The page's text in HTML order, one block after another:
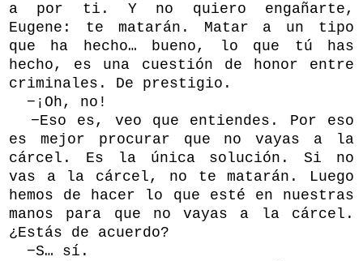
a por ti. Y no quiero engañarte,
Eugene: te matarán. Matar a un tipo
que ha hecho… bueno, lo que tú has
hecho, es una cuestión de honor entre
criminales. De prestigio.
−¡Oh, no!
−Eso es, veo que entiendes. Por eso
es mejor procurar que no vayas a la
cárcel. Es la única solución. Si no
vas a la cárcel, no te matarán. Luego
hemos de hacer lo que esté en nuestras
manos para que no vayas a la cárcel.
¿Estás de acuerdo?
−S… sí.